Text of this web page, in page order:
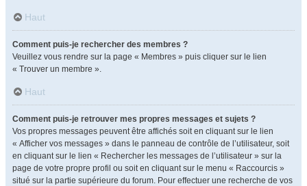
Haut
Comment puis-je rechercher des membres ?
Veuillez vous rendre sur la page « Membres » puis cliquer sur le lien
« Trouver un membre ».
Haut
Comment puis-je retrouver mes propres messages et sujets ?
Vos propres messages peuvent être affichés soit en cliquant sur le lien
« Afficher vos messages » dans le panneau de contrôle de l’utilisateur, soit
en cliquant sur le lien « Rechercher les messages de l’utilisateur » sur la
page de votre propre profil ou soit en cliquant sur le menu « Raccourcis »
situé sur la partie supérieure du forum. Pour effectuer une recherche de vos